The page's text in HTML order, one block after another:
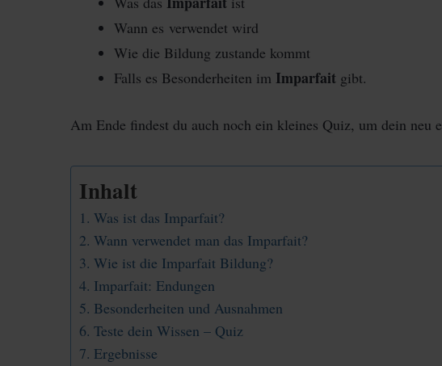
Wann es verwendet wird
Wie die Bildung zustande kommt
Falls es Besonderheiten im Imparfait gibt.
Am Ende findest du auch noch ein kleines Quiz, um dein neu
Inhalt
Was ist das Imparfait?
Wann verwendet man das Imparfait?
Wie ist die Imparfait Bildung?
Imparfait: Endungen
Besonderheiten und Ausnahmen
Teste dein Wissen – Quiz
Ergebnisse